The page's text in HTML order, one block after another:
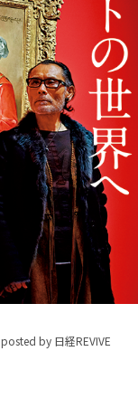
posted by 日経REVIVE